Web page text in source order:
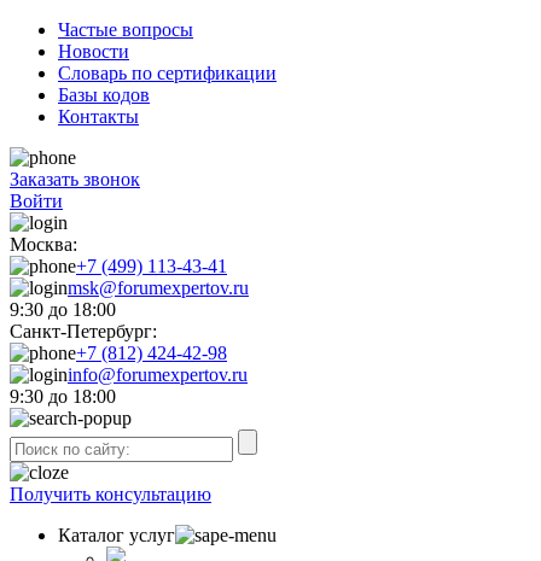
Частые вопросы
Новости
Словарь по сертификации
Базы кодов
Контакты
Заказать звонок
Войти
Москва:
+7 (499) 113-43-41
msk@forumexpertov.ru
9:30 до 18:00
Санкт-Петербург:
+7 (812) 424-42-98
info@forumexpertov.ru
9:30 до 18:00
Получить консультацию
Каталог услуг